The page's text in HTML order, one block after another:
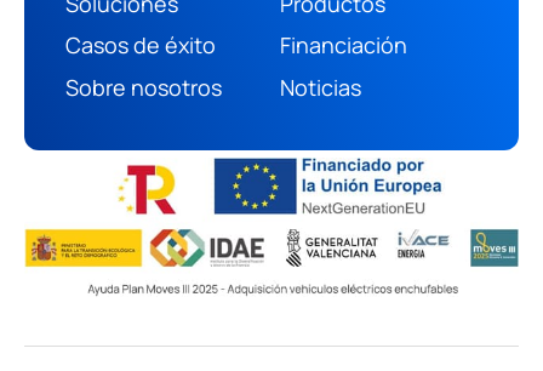
Casos de éxito
Financiación
Sobre nosotros
Noticias
(+34) 966 469 187
info@ruanoenergia.com